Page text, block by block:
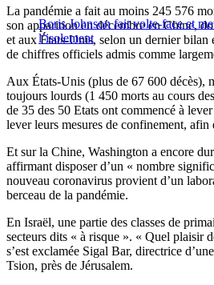
Boris Johnson fait volte-face et
l’isolement
La pandémie a fait au moins 245 576
son apparition en décembre en Chine,
et aux États-Unis, selon un dernier bilan
de chiffres officiels admis comme
Aux États-Unis (plus de 67 600 décès),
toujours lourds (1 450 morts au cours
de 35 des 50 Etats ont commencé à
lever leurs mesures de confinement, afin
Et sur la Chine, Washington a encore
affirmant disposer d’un « nombre
nouveau coronavirus provient d’un
berceau de la pandémie.
En Israël, une partie des classes de
secteurs dits « à risque ». « Quel plaisir
s’est exclamée Sigal Bar, directrice
Tsion, près de Jérusalem.